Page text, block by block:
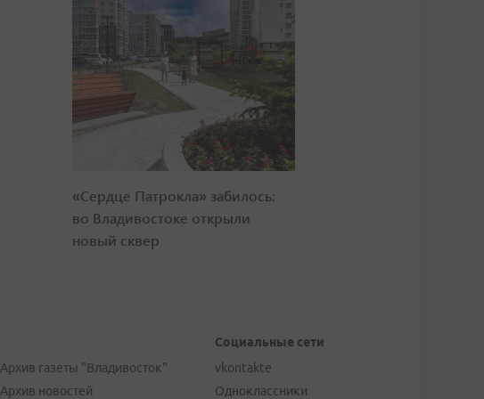
«Сердце Патрокла» забилось:
во Владивостоке открыли
новый сквер
Архив газеты "Владивосток"
Архив новостей
Социальные сети
vkontakte
Одноклассники